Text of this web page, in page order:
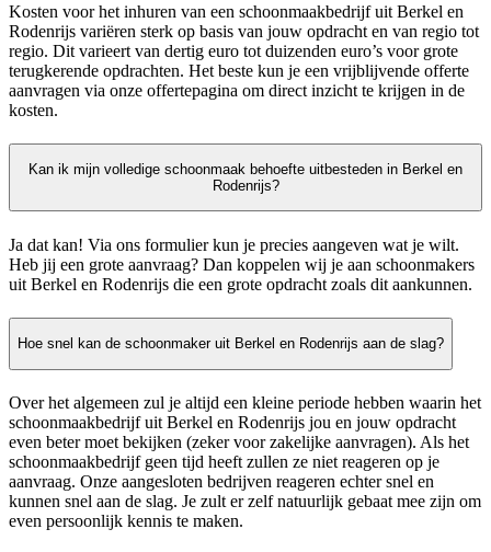
Kosten voor het inhuren van een schoonmaakbedrijf uit Berkel en
Rodenrijs variëren sterk op basis van jouw opdracht en van regio tot
regio. Dit varieert van dertig euro tot duizenden euro’s voor grote
terugkerende opdrachten. Het beste kun je een vrijblijvende offerte
aanvragen via onze offertepagina om direct inzicht te krijgen in de
kosten.
Kan ik mijn volledige schoonmaak behoefte uitbesteden in Berkel en
Rodenrijs?
Ja dat kan! Via ons formulier kun je precies aangeven wat je wilt.
Heb jij een grote aanvraag? Dan koppelen wij je aan schoonmakers
uit Berkel en Rodenrijs die een grote opdracht zoals dit aankunnen.
Hoe snel kan de schoonmaker uit Berkel en Rodenrijs aan de slag?
Over het algemeen zul je altijd een kleine periode hebben waarin het
schoonmaakbedrijf uit Berkel en Rodenrijs jou en jouw opdracht
even beter moet bekijken (zeker voor zakelijke aanvragen). Als het
schoonmaakbedrijf geen tijd heeft zullen ze niet reageren op je
aanvraag. Onze aangesloten bedrijven reageren echter snel en
kunnen snel aan de slag. Je zult er zelf natuurlijk gebaat mee zijn om
even persoonlijk kennis te maken.